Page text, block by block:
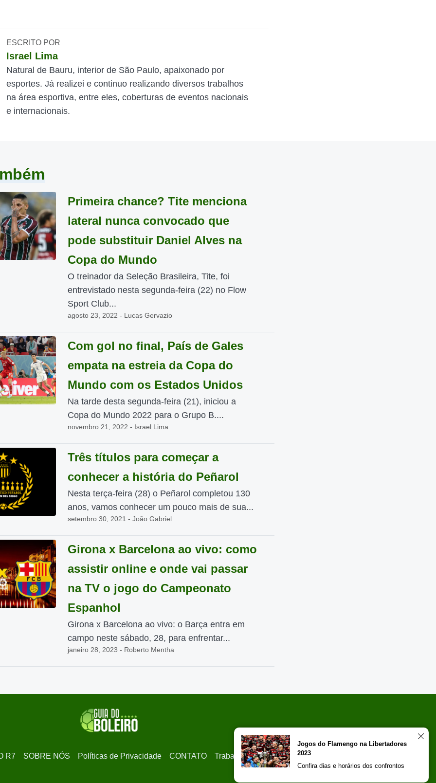
ESCRITO POR
Israel Lima
Natural de Bauru, interior de São Paulo, apaixonado por
esportes. Já realizei e continuo realizando diversos trabalhos
na área esportiva, entre eles, coberturas de eventos nacionais
e internacionais.
Primeira chance? Tite menciona
lateral nunca convocado que
pode substituir Daniel Alves na
Copa do Mundo
O treinador da Seleção Brasileira, Tite, foi
entrevistado nesta segunda-feira (22) no Flow
Sport Club...
agosto 23, 2022 - Lucas Gervazio
Com gol no final, País de Gales
empata na estreia da Copa do
Mundo com os Estados Unidos
Na tarde desta segunda-feira (21), iniciou a
Copa do Mundo 2022 para o Grupo B....
novembro 21, 2022 - Israel Lima
Três títulos para começar a
conhecer a história do Peñarol
Nesta terça-feira (28) o Peñarol completou 130
anos, vamos conhecer um pouco mais de sua...
setembro 30, 2021 - João Gabriel
Girona x Barcelona ao vivo: como
assistir online e onde vai passar
na TV o jogo do Campeonato
Espanhol
Girona x Barcelona ao vivo: o Barça entra em
campo neste sábado, 28, para enfrentar...
janeiro 28, 2023 - Roberto Mentha
R7 SOBRE NÓS Políticas de Privacidade CONTATO Trabalhe Conosco
Jogos do Flamengo na Libertadores
2023
Confira dias e horários dos confrontos